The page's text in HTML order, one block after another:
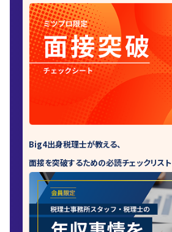
Big4出身税理士が教える、
面接を突破するための必読チェックリスト